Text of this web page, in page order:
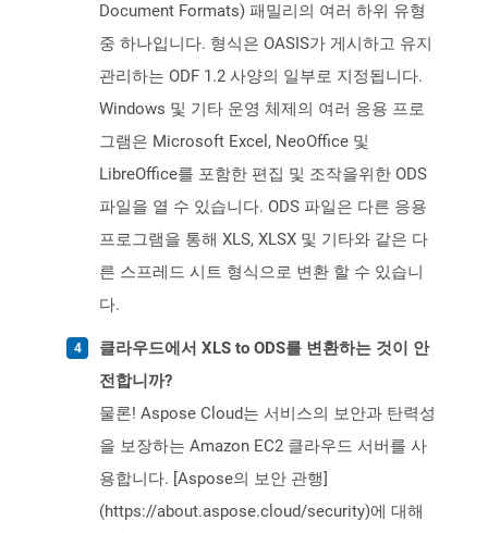
Document Formats) 패밀리의 여러 하위 유형
중 하나입니다. 형식은 OASIS가 게시하고 유지
관리하는 ODF 1.2 사양의 일부로 지정됩니다.
Windows 및 기타 운영 체제의 여러 응용 프로
그램은 Microsoft Excel, NeoOffice 및
LibreOffice를 포함한 편집 및 조작을위한 ODS
파일을 열 수 있습니다. ODS 파일은 다른 응용
프로그램을 통해 XLS, XLSX 및 기타와 같은 다
른 스프레드 시트 형식으로 변환 할 수 있습니
다.
클라우드에서 XLS to ODS를 변환하는 것이 안
전합니까?
물론! Aspose Cloud는 서비스의 보안과 탄력성
을 보장하는 Amazon EC2 클라우드 서버를 사
용합니다. [Aspose의 보안 관행]
(https://about.aspose.cloud/security)에 대해